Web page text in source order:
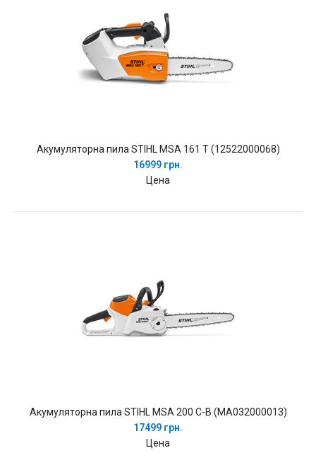
Акумуляторна пила STIHL MSA 161 T (12522000068)
16999 грн.
Цена
Акумуляторна пила STIHL MSA 200 C-B (MA032000013)
17499 грн.
Цена